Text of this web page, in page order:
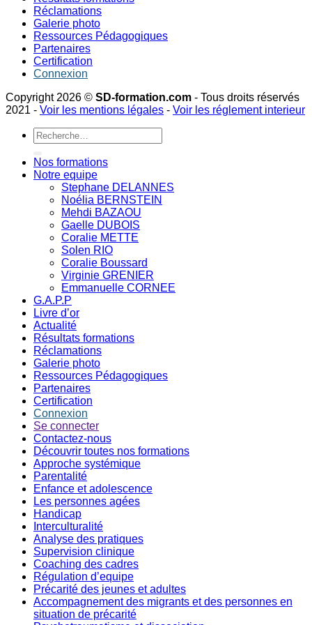
Réclamations
Galerie photo
Ressources Pédagogiques
Partenaires
Certification
Connexion
Copyright 2026 © SD-formation.com - Tous droits réservés
2021 - Voir les mentions légales - Voir les réglement interieur
Recherche
pour :
Nos formations
Notre equipe
Stephane DELANNES
Noélia BERNSTEIN
Mehdi BAZAOU
Gaelle DUBOIS
Coralie METTE
Solen RIO
Coralie Boussard
Virginie GRENIER
Emmanuelle CORNEE
G.A.P.P
Livre d’or
Actualité
Résultats formations
Réclamations
Galerie photo
Ressources Pédagogiques
Partenaires
Certification
Connexion
Se connecter
Contactez-nous
Découvrir toutes nos formations
Approche systémique
Parentalité
Enfance et adolescence
Les personnes agées
Handicap
Interculturalité
Analyse des pratiques
Supervision clinique
Coaching des cadres
Régulation d’equipe
Précarité des jeunes et adultes
Accompagnement des migrants et des personnes en
situation de précarité